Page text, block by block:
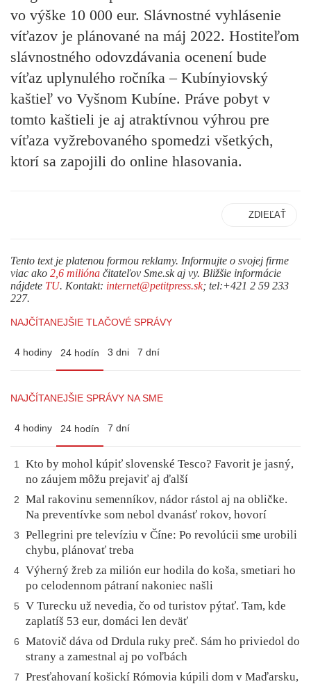
vo výške 10 000 eur. Slávnostné vyhlásenie
víťazov je plánované na máj 2022. Hostiteľom
slávnostného odovzdávania ocenení bude
víťaz uplynulého ročníka – Kubínyiovský
kaštieľ vo Vyšnom Kubíne. Práve pobyt v
tomto kaštieli je aj atraktívnou výhrou pre
víťaza vyžrebovaného spomedzi všetkých,
ktorí sa zapojili do online hlasovania.
ZDIEĽAŤ
Tento text je platenou formou reklamy. Informujte o svojej firme
viac ako 2,6 milióna čitateľov Sme.sk aj vy. Bližšie informácie
nájdete TU. Kontakt: internet@petitpress.sk; tel:+421 2 59 233
227.
NAJČÍTANEJŠIE TLAČOVÉ SPRÁVY
4 hodiny 24 hodín 3 dni 7 dní
NAJČÍTANEJŠIE SPRÁVY NA SME
4 hodiny 24 hodín 7 dní
1
Kto by mohol kúpiť slovenské Tesco? Favorit je jasný,
no záujem môžu prejaviť aj ďalší
2
Mal rakovinu semenníkov, nádor rástol aj na obličke.
Na preventívke som nebol dvanásť rokov, hovorí
3
Pellegrini pre televíziu v Číne: Po revolúcii sme urobili
chybu, plánovať treba
4 Výherný žreb za milión eur hodila do koša, smetiari ho
po celodennom pátraní nakoniec našli
5
V Turecku už nevedia, čo od turistov pýtať. Tam, kde
zaplatíš 53 eur, domáci len deväť
6
Matovič dáva od Drdula ruky preč. Sám ho priviedol do
strany a zamestnal aj po voľbách
7
Presťahovaní košickí Rómovia kúpili dom v Maďarsku,